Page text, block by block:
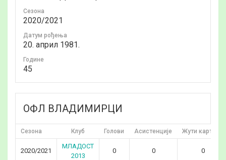
Сезона
2020/2021
Датум рођења
20. април 1981.
Годинe
45
ОФЛ ВЛАДИМИРЦИ
Сезона Клуб Голови Асистенције Жути картони
2020/2021
МЛАДОСТ
2013
0 0 0